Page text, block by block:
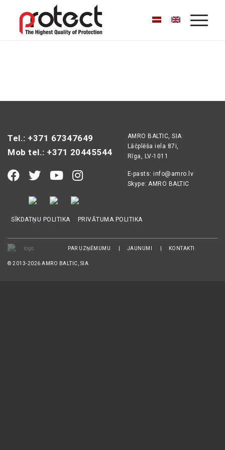
Tel.: +371 67347649
Mob tel.: +371 20445544
AMRO BALTIC, SIA
Lāčplēša iela 87i,
Rīga, LV-1011
E-pasts: info@amro.lv
Skype: AMRO BALTIC
SĪKDATŅU POLITIKA PRIVĀTUMA POLITIKA
PAR UZŅĒMUMU JAUNUMI KONTAKTI
© 2013-2026 AMRO BALTIC, SIA